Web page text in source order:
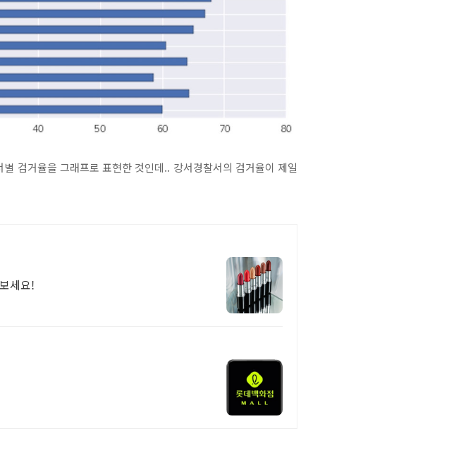
검거율을 그래프로 표현한 것인데.. 강서경찰서의 검거율이 제일
세요!